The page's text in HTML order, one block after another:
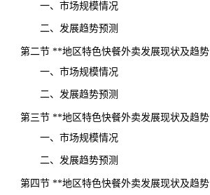
一、市场规模情况
二、发展趋势预测
第二节 **地区特色快餐外卖发展现状及趋势
一、市场规模情况
二、发展趋势预测
第三节 **地区特色快餐外卖发展现状及趋势
一、市场规模情况
二、发展趋势预测
第四节 **地区特色快餐外卖发展现状及趋势